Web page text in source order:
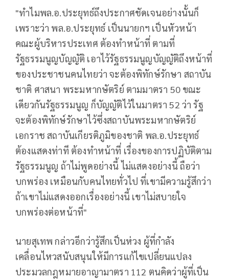
"ทำไมพล.อ.ประยุทธ์ถึงประกาศชัดเจนอย่างนั้นก็
เพราะว่า พล.อ.ประยุทธ์ เป็นนายกฯ เป็นหัวหน้า
คณะผู้บริหารประเทศ ต้องทำหน้าที่ ตามที่
รัฐธรรมนูญบัญญัติ เอาไว้รัฐธรรมนูญบัญญัติถึงหน้าที่
ของประชาชนคนไทยว่า จะต้องพิทักษ์รักษา สถาบัน
ชาติ ศาสนา พระมหากษัตริย์ ตามมาตรา 50 ขณะ
เดียวกันรัฐธรรมนูญ ก็บัญญัติไว้ในมาตรา 52 ว่า รัฐ
จะต้องพิทักษ์รักษาไว้ซึ่งสถาบันพระมหากษัตริย์
เอกราช สถาบันเกียรติภูมิของชาติ พล.อ.ประยุทธ์
ต้องแสดงท่าที ต้องทำหน้าที่ เรื่องของการปฏิบัติตาม
รัฐธรรมนูญ ถ้าไม่พูดอย่างนี้ ไม่แสดงอย่างนี้ ถือว่า
บกพร่อง เหมือนกับคนไทยทั่วไป ที่เขามีความรู้สึกว่า
ถ้าเขาไม่แสดงออกเรื่องอย่างนี้ เขาไม่สบายใจ
บกพร่องต่อหน้าที่"
นายสุเทพ กล่าวอีกว่ารู้สึกเป็นห่วง ผู้ที่กำลัง
เคลื่อนไหวสนับสนุนให้มีการแก้ไขเปลี่ยนแปลง
ประมวลกฎหมายอาญามาตรา 112 ตนคิดว่าผู้ที่เป็น